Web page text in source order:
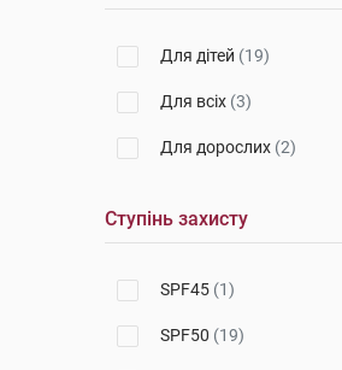
Для дітей (19)
Для всіх (3)
Для дорослих (2)
Ступінь захисту
SPF45 (1)
SPF50 (19)